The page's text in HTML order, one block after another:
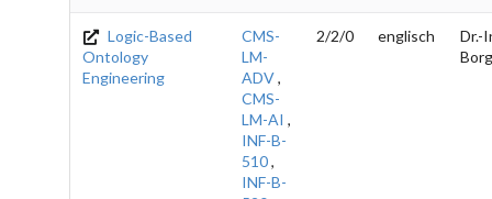
Logic-Based
Ontology
Engineering
CMS-
LM-
ADV,
CMS-
LM-AI ,
INF-B-
510,
INF-B-
2/2/0 englisch
Dr.-